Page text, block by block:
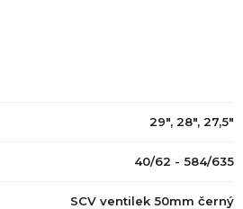
29", 28", 27,5"
40/62 - 584/635
SCV ventilek 50mm černý